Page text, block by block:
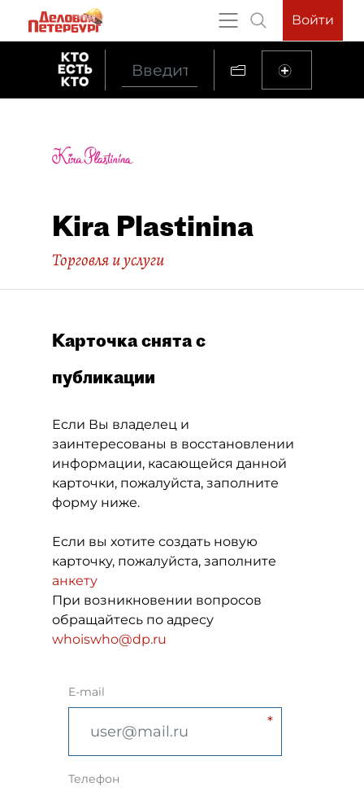
Войти
Kira Plastinina
Торговля и услуги
Карточка снята с
публикации
Если Вы владелец и
заинтересованы в восстановлении
информации, касающейся данной
карточки, пожалуйста, заполните
форму ниже.
Если вы хотите создать новую
карточку, пожалуйста, заполните
анкету
При возникновении вопросов
обращайтесь по адресу
whoiswho@dp.ru
E-mail
Телефон